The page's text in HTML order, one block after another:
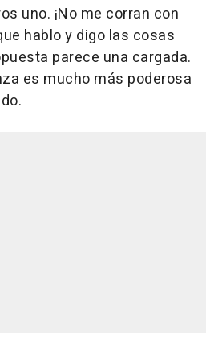
uno. ¡No me corran con
hablo y digo las cosas
parece una cargada.
es mucho más poderosa